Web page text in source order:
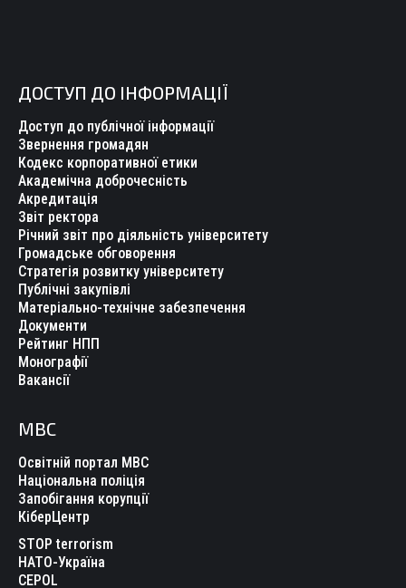
ДОСТУП ДО ІНФОРМАЦІЇ
Доступ до публічної інформації
Звернення громадян
Кодекс корпоративної етики
Академічна доброчесність
Акредитація
Звіт ректора
Річний звіт про діяльність університету
Громадське обговорення
Стратегія розвитку університету
Публічні закупівлі
Матеріально-технічне забезпечення
Документи
Рейтинг НПП
Монографії
Вакансії
МВС
Освітній портал МВС
Національна поліція
Запобігання корупції
КіберЦентр
STOP terrorism
НАТО-Україна
CEPOL